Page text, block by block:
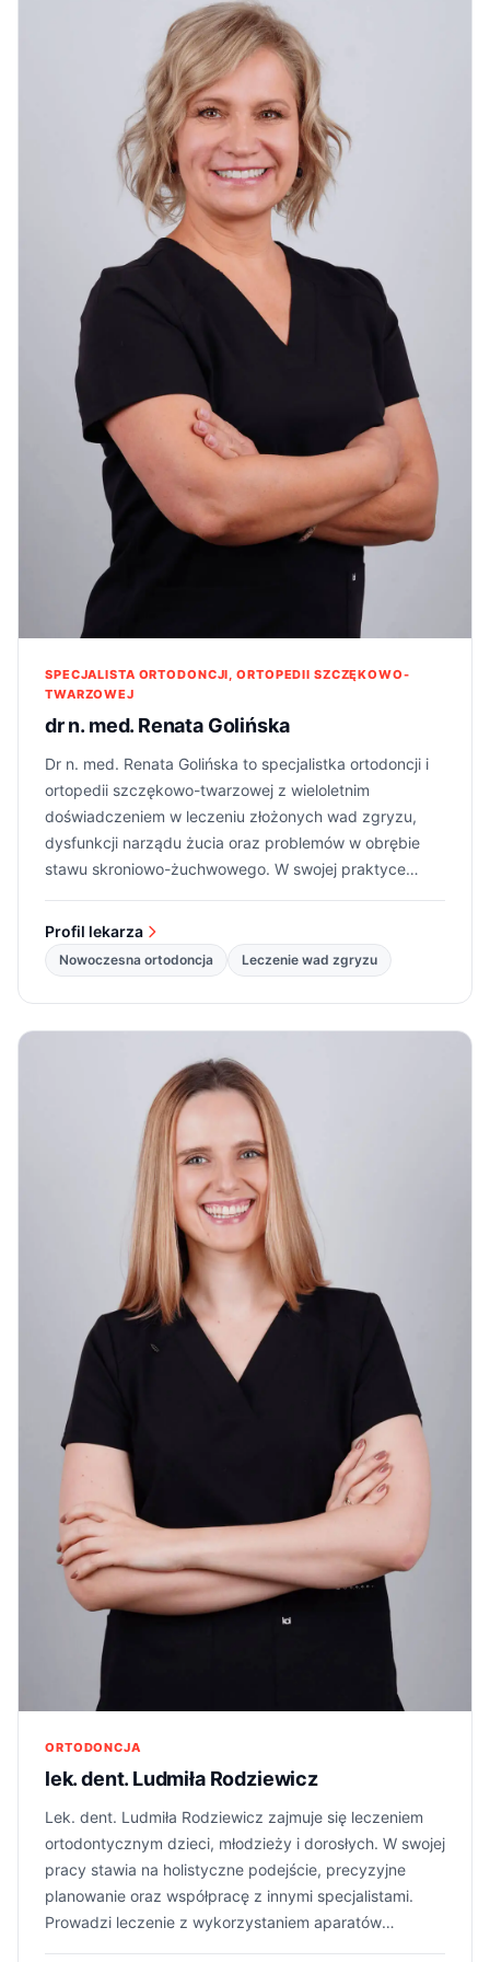
SPECJALISTA ORTODONCJI, ORTOPEDII SZCZĘKOWO-
TWARZOWEJ
dr n. med. Renata Golińska
Dr n. med. Renata Golińska to specjalistka ortodoncji i
ortopedii szczękowo-twarzowej z wieloletnim
doświadczeniem w leczeniu złożonych wad zgryzu,
dysfunkcji narządu żucia oraz problemów w obrębie
stawu skroniowo-żuchwowego. W swojej praktyce
planowaniem terapii, również w przypadkach
wymagających współpracy z chirurgią ortognatyczną.
Profil lekarza
Nowoczesna ortodoncja Leczenie wad zgryzu
ORTODONCJA
lek. dent. Ludmiła Rodziewicz
Lek. dent. Ludmiła Rodziewicz zajmuje się leczeniem
ortodontycznym dzieci, młodzieży i dorosłych. W swojej
pracy stawia na holistyczne podejście, precyzyjne
planowanie oraz współpracę z innymi specjalistami.
Prowadzi leczenie z wykorzystaniem aparatów
ZnanyLekarz
Byłem pierwszy raz.
Jestem pod wrażeniem sprawności w działaniu całego
personelu. Wszystko konkretnie.
Łukasz
styczeń 2026
ZnanyLekarz
Bardzo miło i szczegółowo. Konkretna odpowiedź, konkretne
kwoty i jak najszybsze rozpoczęcie leczenia
BK
styczeń 2026
Leczenie skuteczne. Miła i rzeczowa obsługa. Polecam
Bartek
styczeń 2026
ZnanyLekarz
Polecam, wizyta bardzo sprawna, konkretna, bardzo dobrze
wszystko wyjaśnione.
Alesia Paulovich
grudzień 2025
Jestem bardzo zadowolona z wizyty. Lekarz był miły, cierpliwy
komfortowo i bez stresu. Wizyta przebiegła w miłej
atmosferze. Zdecydowanie polecam.
D grudzień 2025
ZnanyLekarz
Potrzebowałam konsultacji ortodontycznej dla córki. Pani
doktor bardzo miła, z fajnym podejściem do dzieci,
szczegółowo zbadała córkę, wyjaśniła i przekazała plan
działania. Polecam!
K Katarzyna
Lidia Domagała
listopad 2025
ZnanyLekarz
Pani Doktor to taki Aniołek, delikatna, miła i taki ludzki
człowiek, polecam z całego serca
listopad 2025
ZnanyLekarz
Polecam. Profesjonalnie, miło i bardzo sprawnie. Jeden z
nielicznych lekarzy do których lubi chodzić nasz wymagający 8
latek. Mimo tego, że chodziliśmy do wielu innych osób dopiero
pani Alina zauważyła, zdiagnozowała i znalazła rozwiązanie.
Alicja
ZnanyLekarz
Przesympatyczny lekarz, ciepły człowiek i świetny specjalista!
Alek
październik 2025
ZnanyLekarz
Super dentysta, wszystko zrobiła szybko i dobrze, polecam!
ALLA
październik 2025
Wizyta przebiegła na wysokim poziomie. Lekarz jest bardzo
ostrożnie. Jestem bardzo zadowolony. Polecam serdecznie
K październik 2025
ZnanyLekarz
Pani Doktor to świetny specjalista. Podjęła się sprowadzenia
do łuku zatrzymanej trójki, której inni lekarze nie chcieli
„ruszyć”. W gabinecie panuje zawsze przyjemna atmosfera.